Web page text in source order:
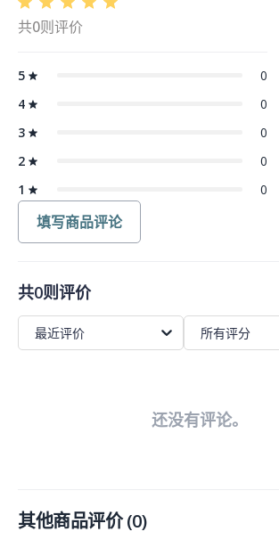
共0则评价
5
0
4
0
3
0
2
0
1
0
填写商品评论
共0则评价
最近评价 所有评分
还没有评论。
其他商品评价(0)